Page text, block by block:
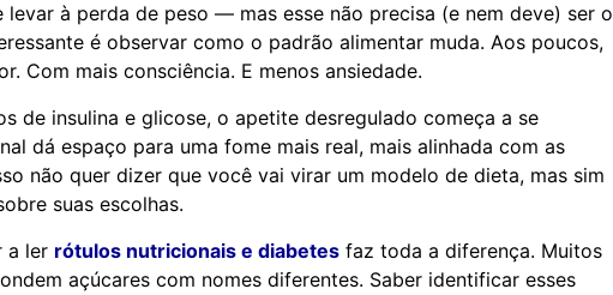
à perda de peso — mas esse não precisa (e nem deve) ser o
é observar como o padrão alimentar muda. Aos poucos,
Com mais consciência. E menos ansiedade.
de insulina e glicose, o apetite desregulado começa a se
dá espaço para uma fome mais real, mais alinhada com as
não quer dizer que você vai virar um modelo de dieta, mas sim
suas escolhas.
a ler rótulos nutricionais e diabetes faz toda a diferença. Muitos
açúcares com nomes diferentes. Saber identificar esses